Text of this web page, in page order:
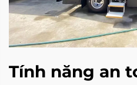
Tính năng an